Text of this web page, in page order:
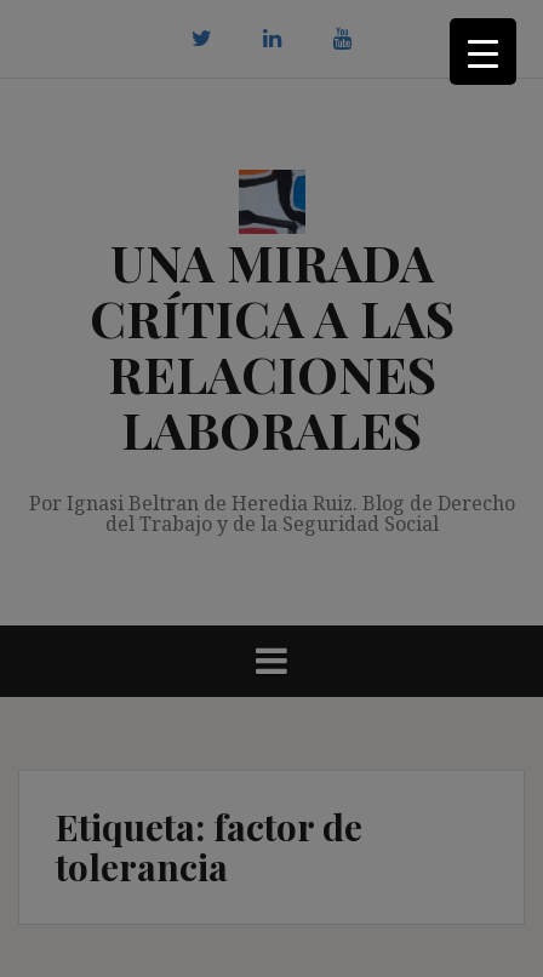
UNA MIRADA
CRÍTICA A LAS
RELACIONES
LABORALES
Por Ignasi Beltran de Heredia Ruiz. Blog de Derecho
del Trabajo y de la Seguridad Social
Etiqueta: factor de
tolerancia